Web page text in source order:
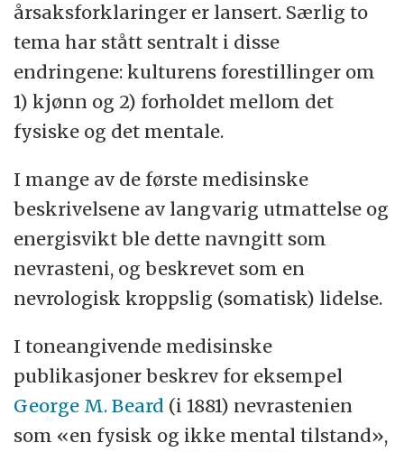
årsaksforklaringer er lansert. Særlig to
tema har stått sentralt i disse
endringene: kulturens forestillinger om
1) kjønn og 2) forholdet mellom det
fysiske og det mentale.
I mange av de første medisinske
beskrivelsene av langvarig utmattelse og
energisvikt ble dette navngitt som
nevrasteni, og beskrevet som en
nevrologisk kroppslig (somatisk) lidelse.
I toneangivende medisinske
publikasjoner beskrev for eksempel
George M. Beard (i 1881) nevrastenien
som «en fysisk og ikke mental tilstand»,